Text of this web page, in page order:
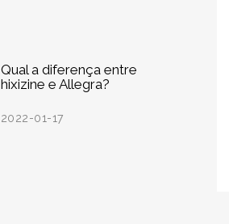
Qual a diferença entre
hixizine e Allegra?
2022-01-17